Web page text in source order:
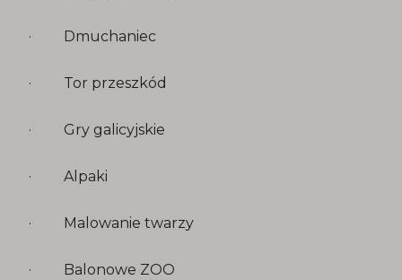
· Dmuchaniec
· Tor przeszkód
· Gry galicyjskie
· Alpaki
· Malowanie twarzy
· Balonowe ZOO